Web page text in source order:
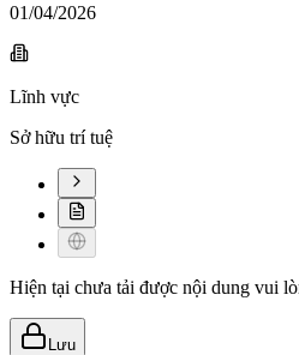
01/04/2026
Lĩnh vực
Sở hữu trí tuệ
Hiện tại chưa tải được nội dung vui
Lưu